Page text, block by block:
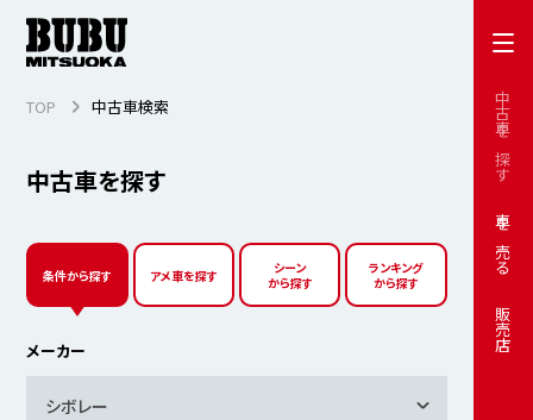
中古車を探す
車を売る
販売店
中古車を探す
TOP 中古車検索
条件から探す アメ車を探す
シーン
から探す
ランキング
から探す
メーカー
シボレー